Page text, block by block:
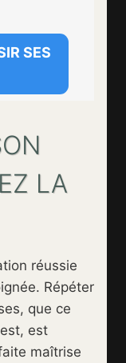
SES
LA
réussie
Répéter
que ce
est
maîtrise